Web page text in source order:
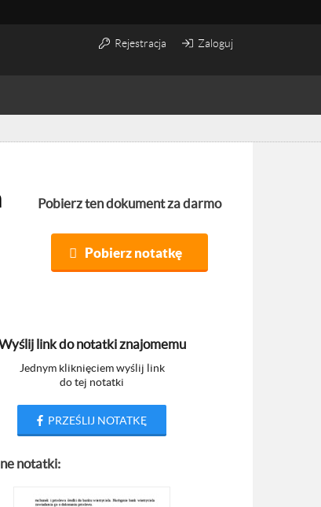
Rejestracja Zaloguj
Pobierz ten dokument za darmo
Pobierz notatkę
link do notatki znajomemu
Jednym kliknięciem wyślij link
do tej notatki
PRZEŚLIJ NOTATKĘ
notatki: